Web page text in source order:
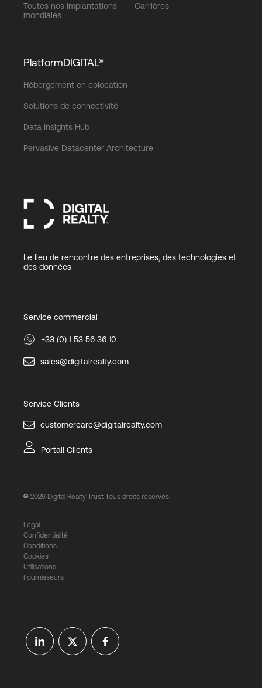
Toutes nos implantations
mondiales
Carrières
PlatformDIGITAL®
Hébergement en colocation
Solutions de connectivité
Data Insights Hub
Pervasive Datacenter Architecture
Le lieu de rencontre des entreprises, des technologies et
des données
Service commercial
+33 (0) 1 53 56 36 10
sales@digitalrealty.com
Service Clients
customercare@digitalrealty.com
Portail Clients
2026 Digital Realty Trust Tous droits réservés.
Légal
Confidentialité
Conditions
Cookies
Utilisations
Fournisseurs